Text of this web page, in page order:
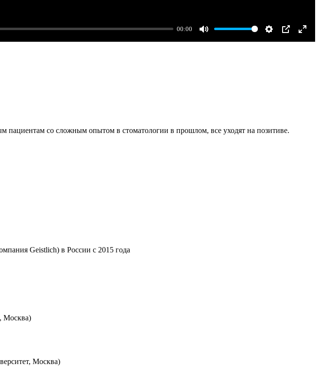
00:00
Mute Settings
PIP
Enter
со сложным опытом в стоматологии в прошлом, все уходят на позитиве.
Geistlich) в России c 2015 года
Москва)
Москва)